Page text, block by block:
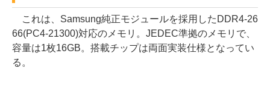
これは、Samsung純正モジュールを採用したDDR4-26
66(PC4-21300)対応のメモリ。JEDEC準拠のメモリで、
容量は1枚16GB。搭載チップは両面実装仕様となってい
る。